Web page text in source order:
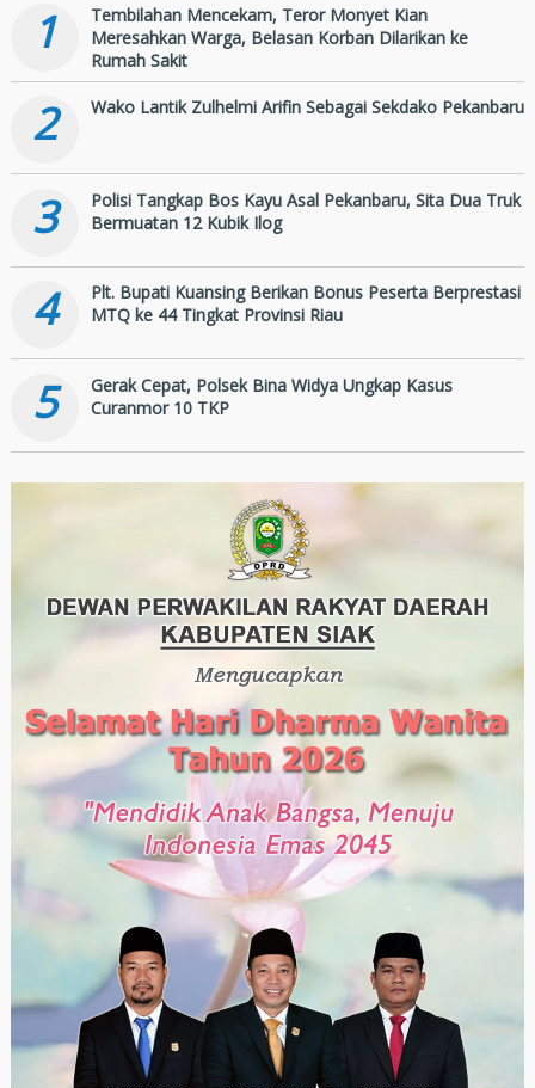
1
Tembilahan Mencekam, Teror Monyet Kian
Meresahkan Warga, Belasan Korban Dilarikan ke
Rumah Sakit
2 Wako Lantik Zulhelmi Arifin Sebagai Sekdako Pekanbaru
3
Polisi Tangkap Bos Kayu Asal Pekanbaru, Sita Dua Truk
Bermuatan 12 Kubik Ilog
4
Plt. Bupati Kuansing Berikan Bonus Peserta Berprestasi
MTQ ke 44 Tingkat Provinsi Riau
5
Gerak Cepat, Polsek Bina Widya Ungkap Kasus
Curanmor 10 TKP